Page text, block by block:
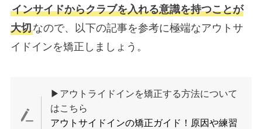
インサイドからクラブを入れる意識を持つことが
大切なので、以下の記事を参考に極端なアウトサ
イドインを矯正しましょう。
▶アウトライドインを矯正する方法について
はこちら
アウトサイドインの矯正ガイド！原因や練習